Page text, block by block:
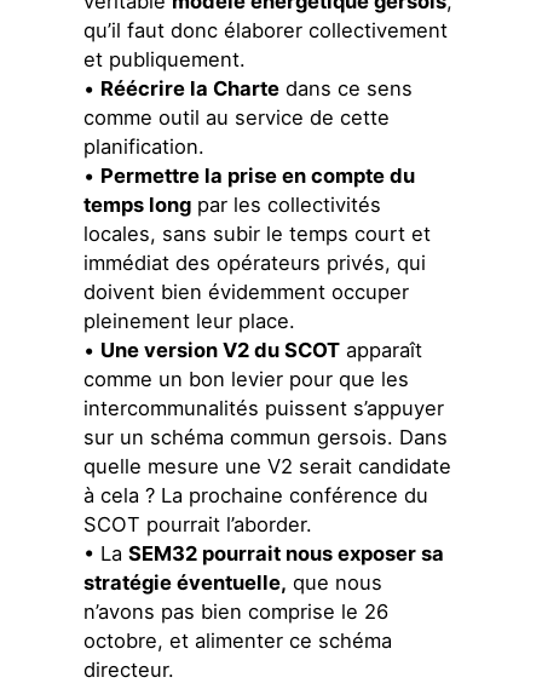
qu’il faut donc élaborer collectivement
et publiquement.
• Réécrire la Charte dans ce sens
comme outil au service de cette
planification.
• Permettre la prise en compte du
temps long par les collectivités
locales, sans subir le temps court et
immédiat des opérateurs privés, qui
doivent bien évidemment occuper
pleinement leur place.
• Une version V2 du SCOT apparaît
comme un bon levier pour que les
intercommunalités puissent s’appuyer
sur un schéma commun gersois. Dans
quelle mesure une V2 serait candidate
à cela ? La prochaine conférence du
SCOT pourrait l’aborder.
• LaSEM32 pourrait nous exposer sa
stratégie éventuelle, que nous
n’avons pas bien comprise le 26
octobre, et alimenter ce schéma
directeur.